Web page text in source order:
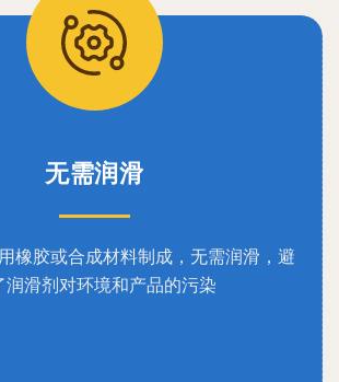
无需润滑
橡胶或合成材料制成，无需润滑，避
润滑剂对环境和产品的污染